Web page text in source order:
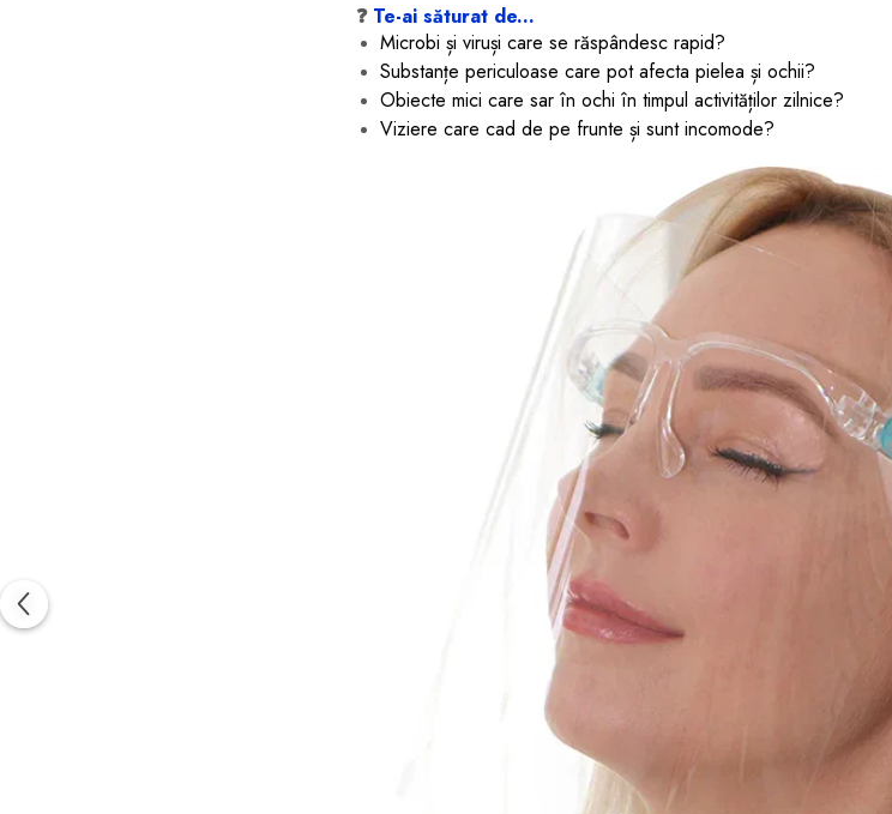
❓ Te-ai săturat de...
Microbi și viruși care se răspândesc rapid?
Substanțe periculoase care pot afecta pielea și ochii?
Obiecte mici care sar în ochi în timpul activităților zilnice?
Viziere care cad de pe frunte și sunt incomode?